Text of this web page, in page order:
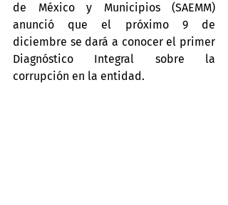
de México y Municipios (SAEMM)
anunció que el próximo 9 de
diciembre se dará a conocer el primer
Diagnóstico Integral sobre la
corrupción en la entidad.